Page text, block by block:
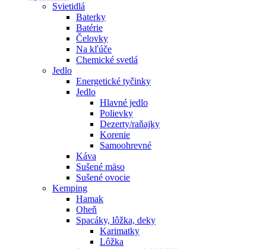
Svietidlá
Baterky
Batérie
Čelovky
Na kľúče
Chemické svetlá
Jedlo
Energetické tyčinky
Jedlo
Hlavné jedlo
Polievky
Dezerty/raňajky
Korenie
Samoohrevné
Káva
Sušené mäso
Sušené ovocie
Kemping
Hamak
Oheň
Spacáky, lôžka, deky
Karimatky
Lôžka